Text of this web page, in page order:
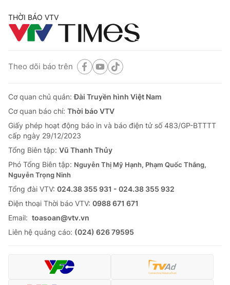
THỜI BÁO VTV
Theo dõi báo trên
Cơ quan chủ quản:Đài Truyền hình Việt Nam
Cơ quan báo chí: Thời báo VTV
Giấy phép hoạt động báo in và báo điện tử số 483/GP-BTTTT
cấp ngày 29/12/2023
Tổng Biên tập: Vũ Thanh Thủy
Phó Tổng Biên tập: Nguyễn Thị Mỹ Hạnh, Phạm Quốc Thắng,
Nguyễn Trọng Ninh
Tổng đài VTV: 024.38 355 931 - 024.38 355 932
Ðiện thoại Thời báo VTV: 0988 671 671
Email: toasoan@vtv.vn
Liên hệ quảng cáo: (024) 626 79595